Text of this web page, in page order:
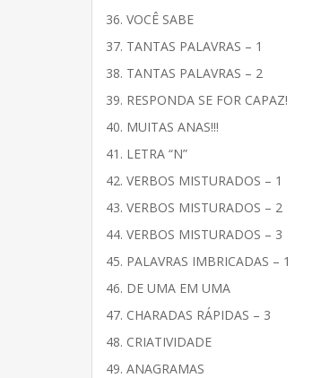
36. VOCÊ SABE
37. TANTAS PALAVRAS – 1
38. TANTAS PALAVRAS – 2
39. RESPONDA SE FOR CAPAZ!
40. MUITAS ANAS!!!
41. LETRA “N”
42. VERBOS MISTURADOS – 1
43. VERBOS MISTURADOS – 2
44. VERBOS MISTURADOS – 3
45. PALAVRAS IMBRICADAS – 1
46. DE UMA EM UMA
47. CHARADAS RÁPIDAS – 3
48. CRIATIVIDADE
49. ANAGRAMAS